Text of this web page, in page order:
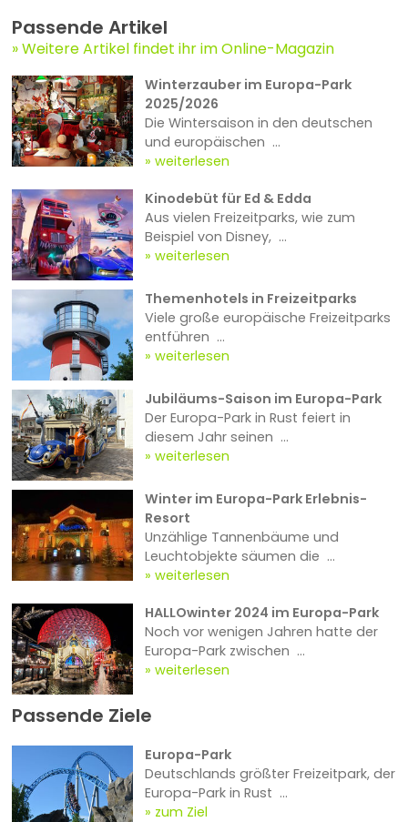
Passende Artikel
Weitere Artikel findet ihr im Online-Magazin
Winterzauber im Europa-Park
2025/2026
Die Wintersaison in den deutschen
und europäischen ...
weiterlesen
Kinodebüt für Ed & Edda
Aus vielen Freizeitparks, wie zum
Beispiel von Disney, ...
weiterlesen
Themenhotels in Freizeitparks
Viele große europäische Freizeitparks
entführen ...
weiterlesen
Jubiläums-Saison im Europa-Park
Der Europa-Park in Rust feiert in
diesem Jahr seinen ...
weiterlesen
Winter im Europa-Park Erlebnis-
Resort
Unzählige Tannenbäume und
Leuchtobjekte säumen die ...
weiterlesen
HALLOwinter 2024 im Europa-Park
Noch vor wenigen Jahren hatte der
Europa-Park zwischen ...
weiterlesen
Passende Ziele
Europa-Park
Deutschlands größter Freizeitpark, der
Europa-Park in Rust ...
zum Ziel